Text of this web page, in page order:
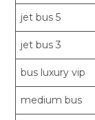
jet bus 5
jet bus 3
bus luxury vip
medium bus